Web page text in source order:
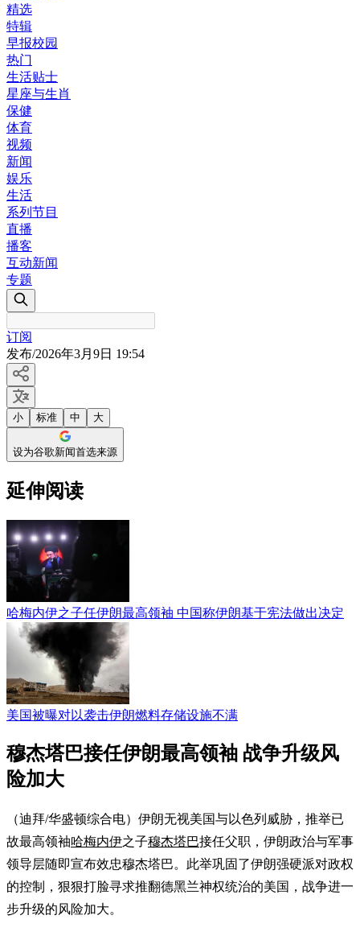
精选
特辑
早报校园
热门
生活贴士
星座与生肖
保健
体育
视频
新闻
娱乐
生活
系列节目
直播
播客
互动新闻
专题
订阅
发布/2026年3月9日 19:54
小 标准 中 大
设为谷歌新闻首选来源
延伸阅读
哈梅内伊之子任伊朗最高领袖 中国称伊朗基于宪法做出决定
美国被曝对以袭击伊朗燃料存储设施不满
穆杰塔巴接任伊朗最高领袖 战争升级风
险加大
（迪拜/华盛顿综合电）伊朗无视美国与以色列威胁，推举已
故最高领袖哈梅内伊之子穆杰塔巴接任父职，伊朗政治与军事
领导层随即宣布效忠穆杰塔巴。此举巩固了伊朗强硬派对政权
的控制，狠狠打脸寻求推翻德黑兰神权统治的美国，战争进一
步升级的风险加大。